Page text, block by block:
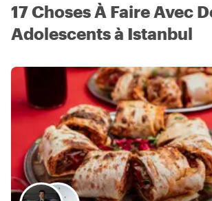
17 Choses À Faire Avec
Adolescents à Istanbul